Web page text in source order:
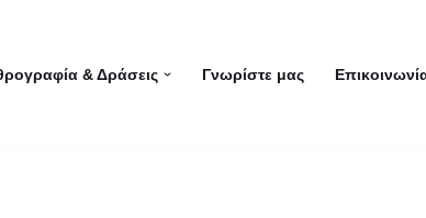
& Δράσεις Γνωρίστε μας